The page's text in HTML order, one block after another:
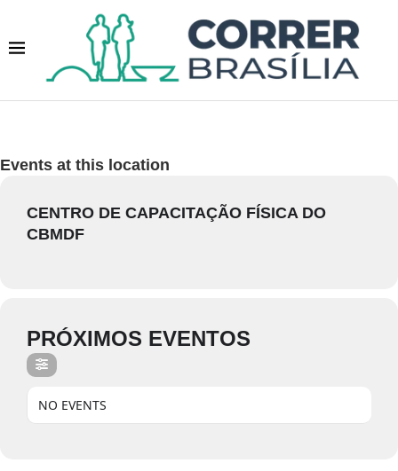
Events at this location
CENTRO DE CAPACITAÇÃO FÍSICA DO
CBMDF
PRÓXIMOS EVENTOS
NO EVENTS